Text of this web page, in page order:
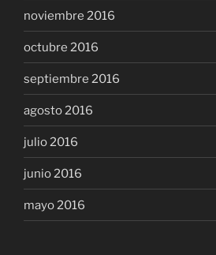
noviembre 2016
octubre 2016
septiembre 2016
agosto 2016
julio 2016
junio 2016
mayo 2016